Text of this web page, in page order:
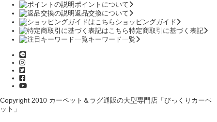
ポイントについて
返品交換について
ショッピングガイド
特定商取引に基づく表記
キーワード一覧
Copyright 2010 カーペット＆ラグ通販の大型専門店「びっくりカーペ
ット」